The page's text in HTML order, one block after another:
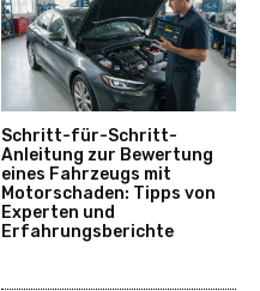
Schritt-für-Schritt-
Anleitung zur Bewertung
eines Fahrzeugs mit
Motorschaden: Tipps von
Experten und
Erfahrungsberichte